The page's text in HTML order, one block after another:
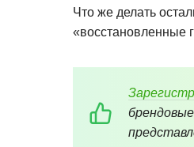
Что же делать
«восстановленные